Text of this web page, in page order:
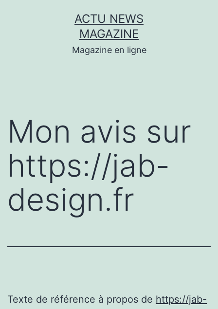
ACTU NEWS
MAGAZINE
Magazine en ligne
Mon avis sur
https://jab-
design.fr
Texte de référence à propos de https://jab-